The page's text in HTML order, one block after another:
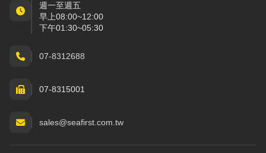
週一至週五
早上08:00~12:00
下午01:30~05:30
07-8312688
07-8315001
sales@seafirst.com.tw